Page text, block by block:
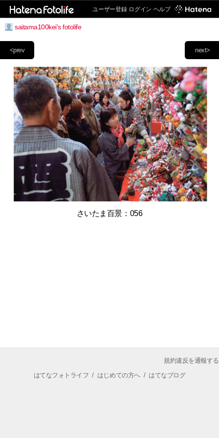
ユーザー登録 ログイン ヘルプ
saitama100kei's fotolife
next>
<prev
さいたま百景：056
規約違反を通報する
はてなフォトライフ / はじめての方へ/ はてなブログ